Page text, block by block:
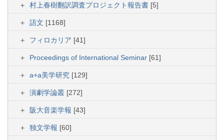
村上春樹翻訳調査プロジェクト報告書 [5]
語文 [1168]
フィロカリア [41]
Proceedings of International Seminar [61]
a+a美学研究 [129]
演劇学論叢 [272]
阪大音楽学報 [43]
独文学報 [60]